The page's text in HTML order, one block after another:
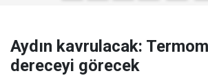
Aydın kavrulacak:
dereceyi görecek